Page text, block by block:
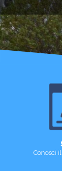
Conosci